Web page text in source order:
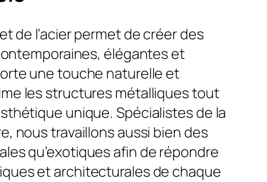
de l’acier permet de créer des
élégantes et
une touche naturelle et
les structures métalliques tout
unique. Spécialistes de la
nous travaillons aussi bien des
qu’exotiques afin de répondre
et architecturales de chaque